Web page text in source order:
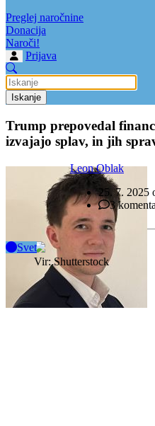
Preglej naročnine
Donacija
Naroči!
Prijava
Iskanje
Trump prepovedal
izvajajo splav, in jih
Leon Oblak
25. 7. 2025
3
Vir: Shutterstock
Svet